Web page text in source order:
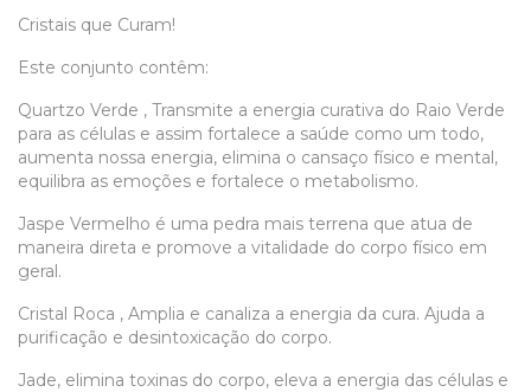
Cristais que Curam!
Este conjunto contêm:
Quartzo Verde , Transmite a energia curativa do Raio Verde
para as células e assim fortalece a saúde como um todo,
aumenta nossa energia, elimina o cansaço físico e mental,
equilibra as emoções e fortalece o metabolismo.
Jaspe Vermelho é uma pedra mais terrena que atua de
maneira direta e promove a vitalidade do corpo físico em
geral.
Cristal Roca , Amplia e canaliza a energia da cura. Ajuda a
purificação e desintoxicação do corpo.
Jade, elimina toxinas do corpo, eleva a energia das células e